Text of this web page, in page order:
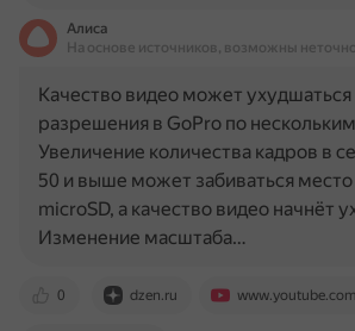
Алиса
На основе источников, возможны
0 dzen.ru www.youtube.com
Качество видео может
разрешения в GoPro по
Увеличение количества кадров в
50 и выше может забиваться место
microSD, а качество видео начнёт
Изменение масштаба…